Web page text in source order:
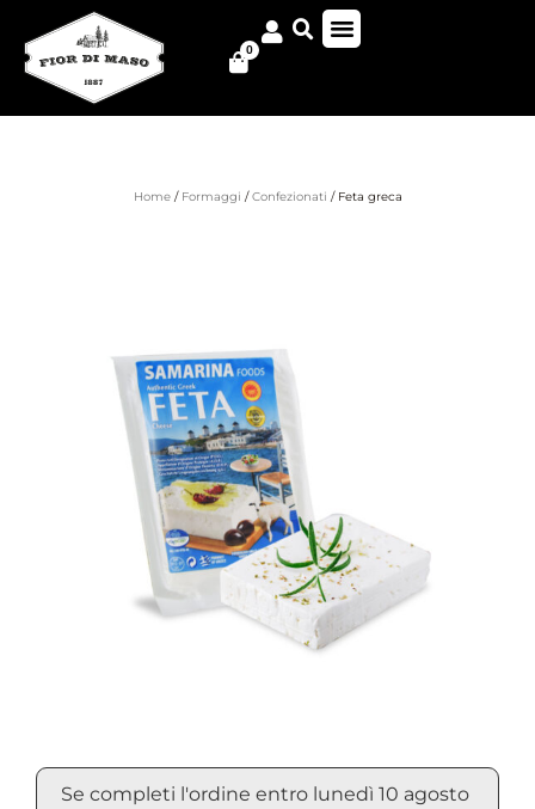
0
Home/ Formaggi /Confezionati / Feta greca
Se completi l'ordine entro lunedì 10 agosto